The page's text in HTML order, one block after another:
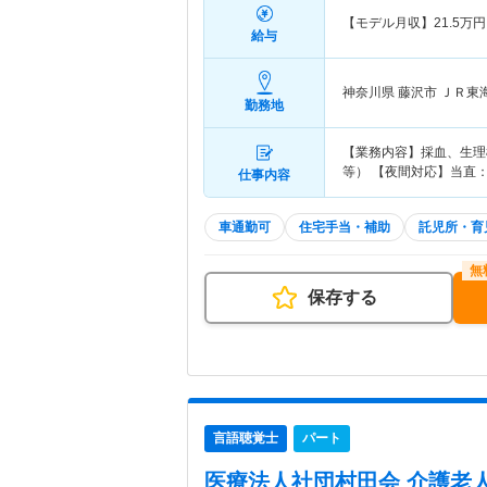
給与
【モデル月収】 21.5万
勤務地
神奈川県 藤沢市 ＪＲ東
仕事内容
【業務内容】採血、生
等） 【夜間対応】当
車通勤可 住宅手当・補助 託児所・育
保存する
言語聴覚士 パート
医療法人社団村田会 介護老